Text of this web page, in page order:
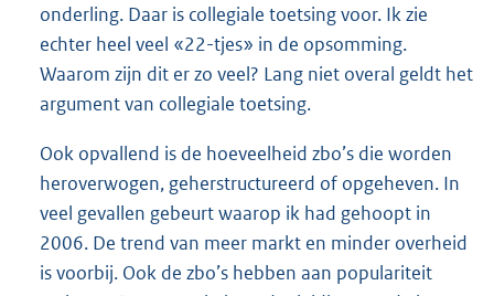
onderling. Daar is collegiale toetsing voor. Ik zie
echter heel veel «22-tjes» in de opsomming.
Waarom zijn dit er zo veel? Lang niet overal geldt het
argument van collegiale toetsing.
Ook opvallend is de hoeveelheid zbo’s die worden
heroverwogen, geherstructureerd of opgeheven. In
veel gevallen gebeurt waarop ik had gehoopt in
2006. De trend van meer markt en minder overheid
is voorbij. Ook de zbo’s hebben aan populariteit